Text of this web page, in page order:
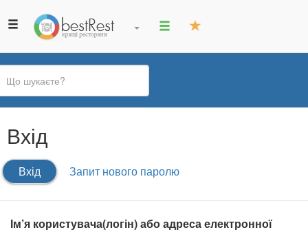
Ви
є
тут
Вхід
Первинні
вкладки
Вхід (активна
вкладка)
Запит нового паролю
Ім’я користувача(логін) або адреса електронної